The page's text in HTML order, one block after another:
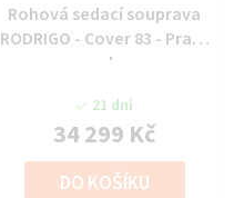
Rohová sedací souprava
RODRIGO - Cover 83 - Pravý
roh
21 dní
34 299 Kč
DO KOŠÍKU